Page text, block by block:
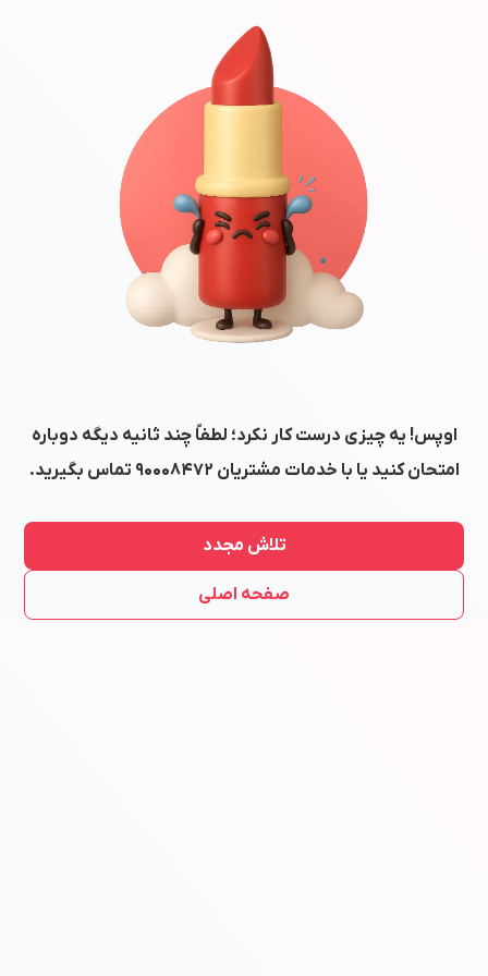
اوپس! یه چیزی درست کار نکرد؛ لطفاً چند ثانیه دیگه دوباره
امتحان کنید یا با خدمات مشتریان ۹۰۰۰۸۴۷۲ تماس بگیرید.
تلاش مجدد
صفحه اصلی